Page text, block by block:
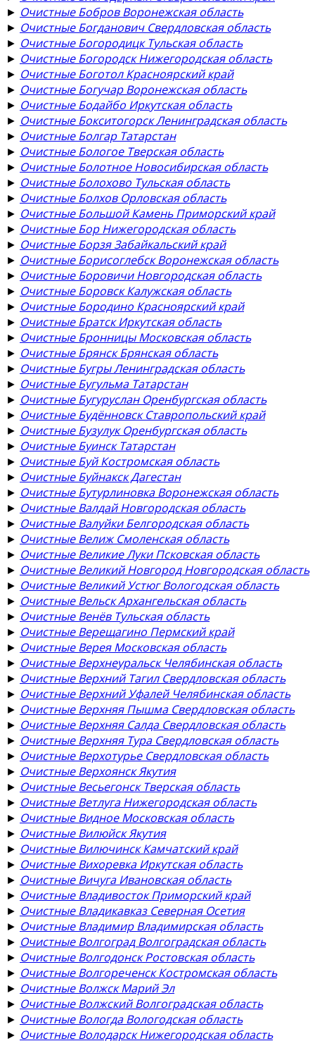
► Очистные Бобров Воронежская область
► Очистные Богданович Свердловская область
► Очистные Богородицк Тульская область
► Очистные Богородск Нижегородская область
► Очистные Боготол Красноярский край
► Очистные Богучар Воронежская область
► Очистные Бодайбо Иркутская область
► Очистные Бокситогорск Ленинградская область
► Очистные Болгар Татарстан
► Очистные Бологое Тверская область
► Очистные Болотное Новосибирская область
► Очистные Болохово Тульская область
► Очистные Болхов Орловская область
► Очистные Большой Камень Приморский край
► Очистные Бор Нижегородская область
► Очистные Борзя Забайкальский край
► Очистные Борисоглебск Воронежская область
► Очистные Боровичи Новгородская область
► Очистные Боровск Калужская область
► Очистные Бородино Красноярский край
► Очистные Братск Иркутская область
► Очистные Бронницы Московская область
► Очистные Брянск Брянская область
► Очистные Бугры Ленинградская область
► Очистные Бугульма Татарстан
► Очистные Бугуруслан Оренбургская область
► Очистные Будённовск Ставропольский край
► Очистные Бузулук Оренбургская область
► Очистные Буинск Татарстан
► Очистные Буй Костромская область
► Очистные Буйнакск Дагестан
► Очистные Бутурлиновка Воронежская область
► Очистные Валдай Новгородская область
► Очистные Валуйки Белгородская область
► Очистные Велиж Смоленская область
► Очистные Великие Луки Псковская область
► Очистные Великий Новгород Новгородская область
► Очистные Великий Устюг Вологодская область
► Очистные Вельск Архангельская область
► Очистные Венёв Тульская область
► Очистные Верещагино Пермский край
► Очистные Верея Московская область
► Очистные Верхнеуральск Челябинская область
► Очистные Верхний Тагил Свердловская область
► Очистные Верхний Уфалей Челябинская область
► Очистные Верхняя Пышма Свердловская область
► Очистные Верхняя Салда Свердловская область
► Очистные Верхняя Тура Свердловская область
► Очистные Верхотурье Свердловская область
► Очистные Верхоянск Якутия
► Очистные Весьегонск Тверская область
► Очистные Ветлуга Нижегородская область
► Очистные Видное Московская область
► Очистные Вилюйск Якутия
► Очистные Вилючинск Камчатский край
► Очистные Вихоревка Иркутская область
► Очистные Вичуга Ивановская область
► Очистные Владивосток Приморский край
► Очистные Владикавказ Северная Осетия
► Очистные Владимир Владимирская область
► Очистные Волгоград Волгоградская область
► Очистные Волгодонск Ростовская область
► Очистные Волгореченск Костромская область
► Очистные Волжск Марий Эл
► Очистные Волжский Волгоградская область
► Очистные Вологда Вологодская область
► Очистные Володарск Нижегородская область